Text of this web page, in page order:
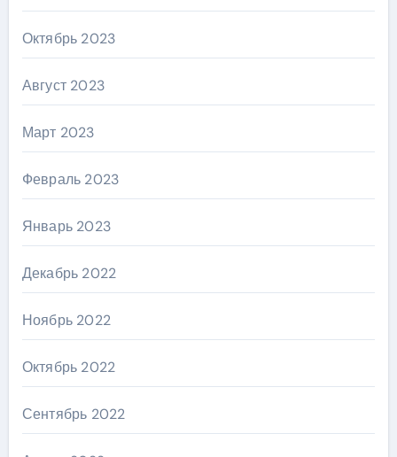
Октябрь 2023
Август 2023
Март 2023
Февраль 2023
Январь 2023
Декабрь 2022
Ноябрь 2022
Октябрь 2022
Сентябрь 2022